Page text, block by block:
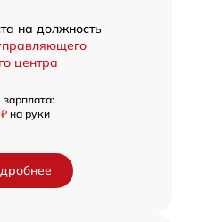
на должность
центра
на руки